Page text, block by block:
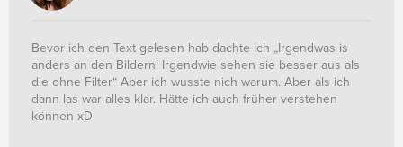
Bevor ich den Text gelesen hab dachte ich „Irgendwas is
anders an den Bildern! Irgendwie sehen sie besser aus als
die ohne Filter“ Aber ich wusste nich warum. Aber als ich
dann las war alles klar. Hätte ich auch früher verstehen
können xD